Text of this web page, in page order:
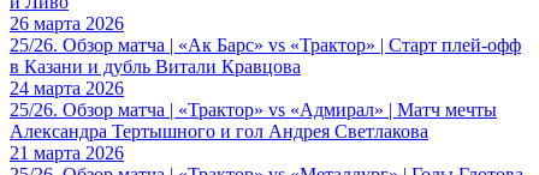
26 марта 2026
25/26. Обзор матча | «Ак Барс» vs «Трактор» | Старт плей-офф
в Казани и дубль Витали Кравцова
24 марта 2026
25/26. Обзор матча | «Трактор» vs «Адмирал» | Матч мечты
Александра Тертышного и гол Андрея Светлакова
21 марта 2026